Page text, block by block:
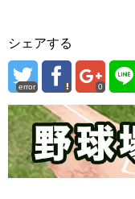
シェアする
error 0